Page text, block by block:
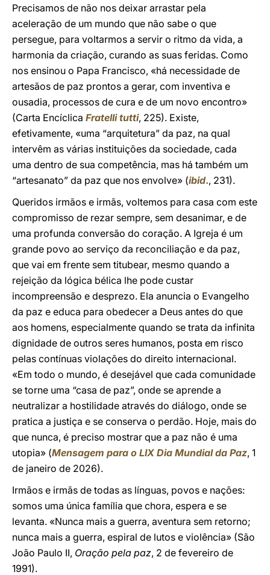
Precisamos de não nos deixar arrastar pela
aceleração de um mundo que não sabe o que
persegue, para voltarmos a servir o ritmo da vida, a
harmonia da criação, curando as suas feridas. Como
nos ensinou o Papa Francisco, «há necessidade de
artesãos de paz prontos a gerar, com inventiva e
ousadia, processos de cura e de um novo encontro»
(Carta Encíclica Fratelli tutti, 225). Existe,
efetivamente, «uma “arquitetura” da paz, na qual
intervêm as várias instituições da sociedade, cada
uma dentro de sua competência, mas há também um
“artesanato” da paz que nos envolve» (ibid., 231).
Queridos irmãos e irmãs, voltemos para casa com este
compromisso de rezar sempre, sem desanimar, e de
uma profunda conversão do coração. A Igreja é um
grande povo ao serviço da reconciliação e da paz,
que vai em frente sem titubear, mesmo quando a
rejeição da lógica bélica lhe pode custar
incompreensão e desprezo. Ela anuncia o Evangelho
da paz e educa para obedecer a Deus antes do que
aos homens, especialmente quando se trata da infinita
dignidade de outros seres humanos, posta em risco
pelas contínuas violações do direito internacional.
«Em todo o mundo, é desejável que cada comunidade
se torne uma “casa de paz”, onde se aprende a
neutralizar a hostilidade através do diálogo, onde se
pratica a justiça e se conserva o perdão. Hoje, mais do
que nunca, é preciso mostrar que a paz não é uma
utopia» (Mensagem para o LIX Dia Mundial da Paz, 1
de janeiro de 2026).
Irmãos e irmãs de todas as línguas, povos e nações:
somos uma única família que chora, espera e se
levanta. «Nunca mais a guerra, aventura sem retorno;
nunca mais a guerra, espiral de lutos e violência» (São
João Paulo II, Oração pela paz, 2 de fevereiro de
1991).